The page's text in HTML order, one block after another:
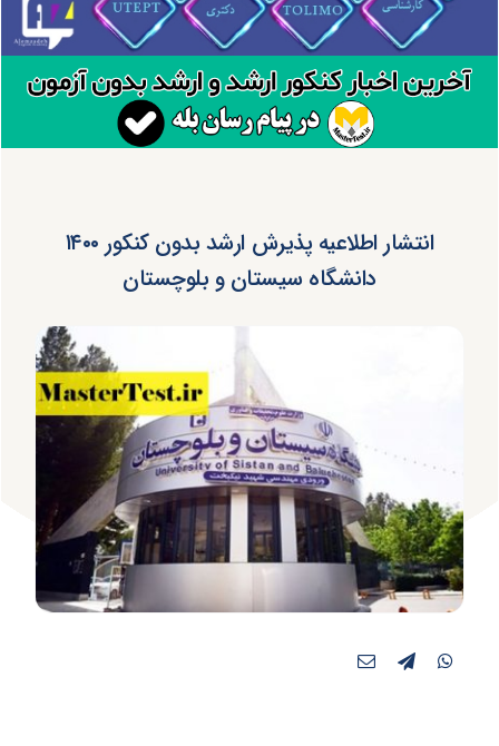
انتشار اطلاعیه پذیرش ارشد بدون کنکور ۱۴۰۰
دانشگاه سیستان و بلوچستان